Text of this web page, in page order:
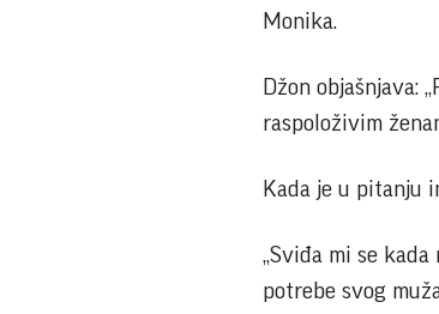
Monika.
Džon objašnjava:
raspoloživim
Kada je u pitanju
„Sviđa mi se
potrebe svog